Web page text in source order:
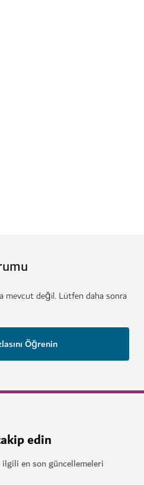
mevcut değil. Lütfen daha sonra
Öğrenin
edin
en son güncellemeleri